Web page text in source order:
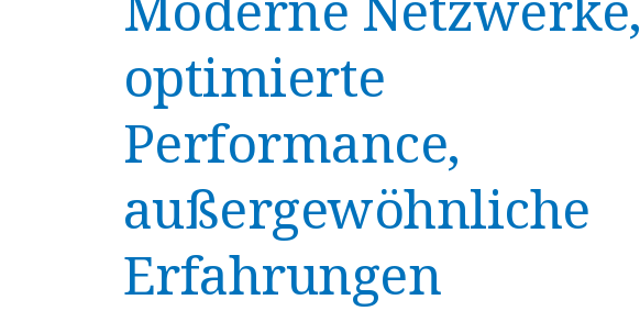
optimierte
Performance,
außergewöhnliche
Erfahrungen